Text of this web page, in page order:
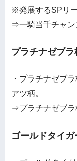
※発展するSPリ
⇒一騎当千チャン
プラチナゼブラ
・プラチナゼブ
アツ柄。
⇒プラチナゼブラ
ゴールドタイガ